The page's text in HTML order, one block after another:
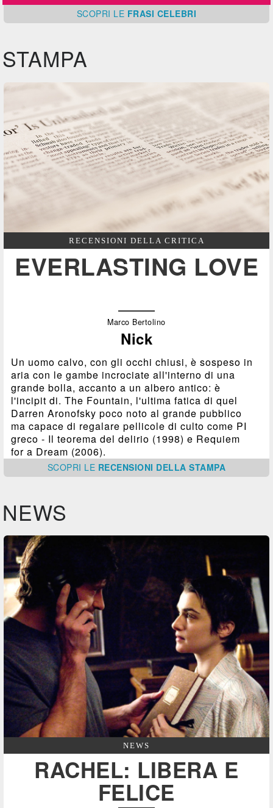
SCOPRI LE FRASI CELEBRI
STAMPA
RECENSIONI DELLA CRITICA
EVERLASTING LOVE
Marco Bertolino
Nick
Un uomo calvo, con gli occhi chiusi, è sospeso in
aria con le gambe incrociate all'interno di una
grande bolla, accanto a un albero antico: è
l'incipit di. The Fountain, l'ultima fatica di quel
Darren Aronofsky poco noto al grande pubblico
ma capace di regalare pellicole di culto come PI
greco - Il teorema del delirio (1998) e Requiem
for a Dream (2006).
SCOPRI LE RECENSIONI DELLA STAMPA
NEWS
NEWS
RACHEL: LIBERA E
FELICE